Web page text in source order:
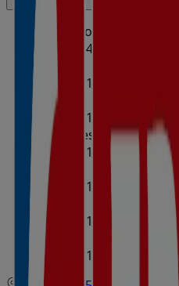
Domingo
09:00 - 14:00
09:00 - 21:00
Martes
09:00 - 21:00
09:30 - 21:30
Miércoles
09:00 - 21:00
09:30 - 21:30
Jueves
09:00 - 21:00
09:30 - 21:30
Viernes
09:00 - 21:00
09:30 - 21:30
Sábado
09:00 - 21:00
09:30 - 21:30